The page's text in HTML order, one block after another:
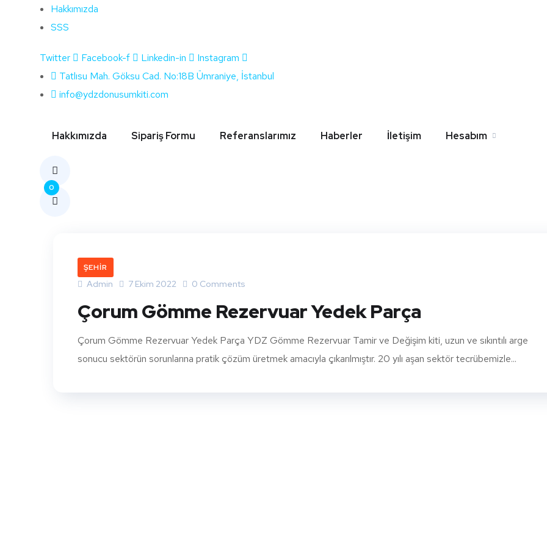
Hakkımızda
SSS
Twitter Facebook-f Linkedin-in
Instagram
Tatlısu Mah. Göksu Cad. No:18B Ümraniye, İstanbul
info@ydzdonusumkiti.com
Hakkımızda Sipariş Formu Referanslarımız Haberler İletişim Hesabım
0
Etiket:Çorum Visam Gömme
ŞEHIR
Admin 7 Ekim 2022 0 Comments
Çorum Gömme Rezervuar Yedek Parça
Çorum Gömme Rezervuar Yedek Parça YDZ Gömme Rezervuar Tamir ve Değişim kiti, uzun ve sıkıntılı arge
sonucu sektörün sorunlarına pratik çözüm üretmek amacıyla çıkarılmıştır. 20 yılı aşan sektör tecrübemizle...